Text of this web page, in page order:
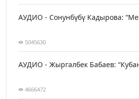
АУДИО - Сонунбүбү Кадырова:
5045630
АУДИО - Жыргалбек Бабаев:
4666472